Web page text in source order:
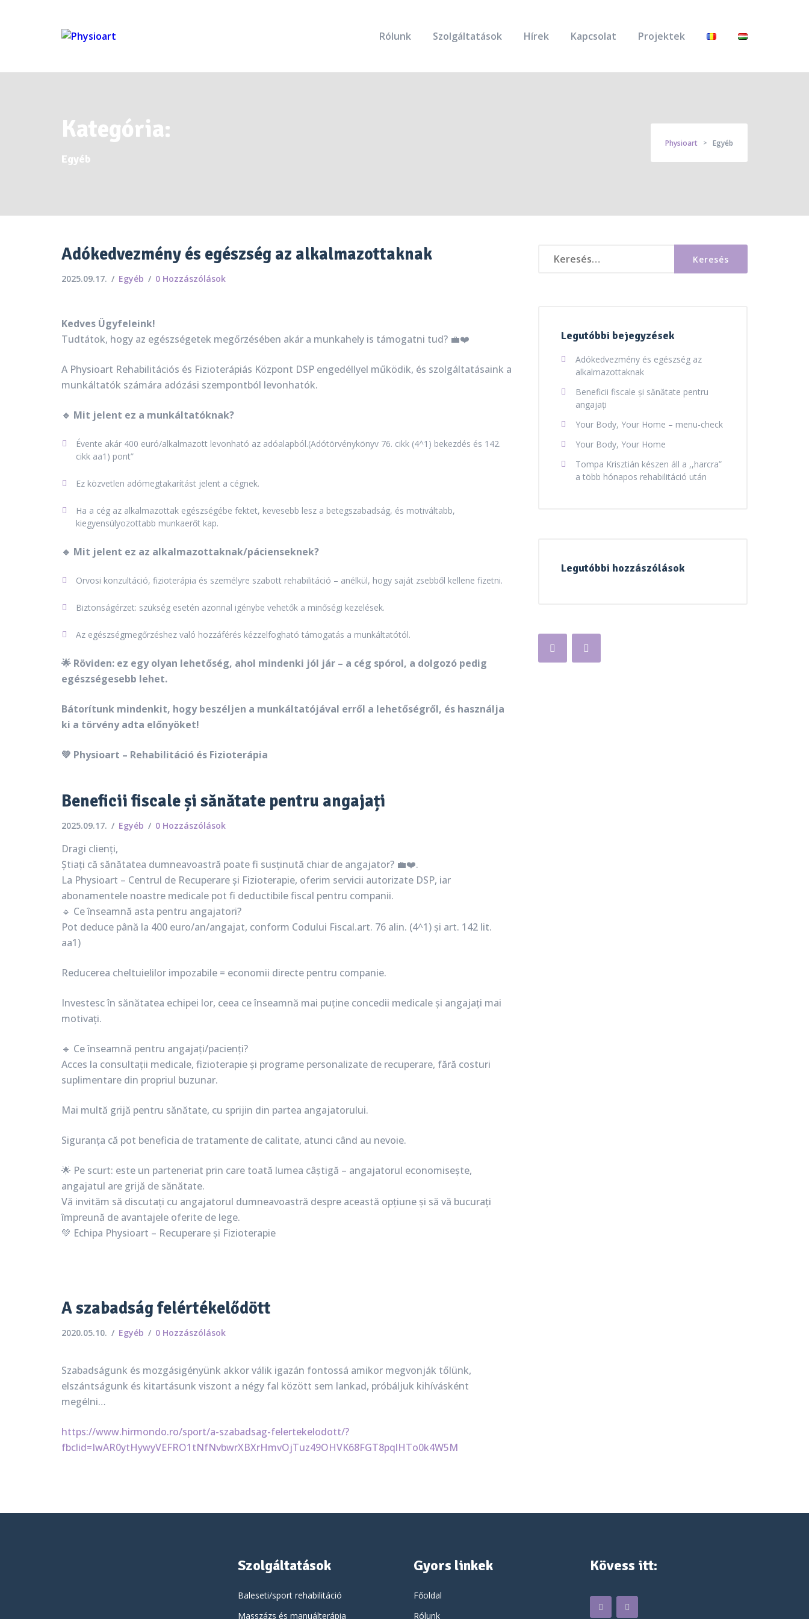
Rólunk Szolgáltatások Hírek Kapcsolat Projektek
Kategória:
Egyéb
Physioart > Egyéb
Adókedvezmény és egészség az alkalmazottaknak
2025.09.17. Egyéb 0 Hozzászólások
Kedves Ügyfeleink!
Tudtátok, hogy az egészségetek megőrzésében akár a munkahely is támogatni tud? 💼❤️
A Physioart Rehabilitációs és Fizioterápiás Központ DSP engedéllyel működik, és szolgáltatásaink a
munkáltatók számára adózási szempontból levonhatók.
🔹 Mit jelent ez a munkáltatóknak?
Évente akár 400 euró/alkalmazott levonható az adóalapból.(Adótörvénykönyv 76. cikk (4^1) bekezdés és 142.
cikk aa1) pont”
Ez közvetlen adómegtakarítást jelent a cégnek.
Ha a cég az alkalmazottak egészségébe fektet, kevesebb lesz a betegszabadság, és motiváltabb,
kiegyensúlyozottabb munkaerőt kap.
🔹 Mit jelent ez az alkalmazottaknak/pácienseknek?
Orvosi konzultáció, fizioterápia és személyre szabott rehabilitáció – anélkül, hogy saját zsebből kellene fizetni.
Biztonságérzet: szükség esetén azonnal igénybe vehetők a minőségi kezelések.
Az egészségmegőrzéshez való hozzáférés kézzelfogható támogatás a munkáltatótól.
🌟 Röviden: ez egy olyan lehetőség, ahol mindenki jól jár – a cég spórol, a dolgozó pedig
egészségesebb lehet.
Bátorítunk mindenkit, hogy beszéljen a munkáltatójával erről a lehetőségről, és használja
ki a törvény adta előnyöket!
💚 Physioart – Rehabilitáció és Fizioterápia
Beneficii fiscale și sănătate pentru angajați
2025.09.17. Egyéb 0 Hozzászólások
Dragi clienți,
Știați că sănătatea dumneavoastră poate fi susținută chiar de angajator? 💼❤️.
La Physioart – Centrul de Recuperare și Fizioterapie, oferim servicii autorizate DSP, iar
abonamentele noastre medicale pot fi deductibile fiscal pentru companii.
🔹 Ce înseamnă asta pentru angajatori?
Pot deduce până la 400 euro/an/angajat, conform Codului Fiscal.art. 76 alin. (4^1) și art. 142 lit.
aa1)
Reducerea cheltuielilor impozabile = economii directe pentru companie.
Investesc în sănătatea echipei lor, ceea ce înseamnă mai puține concedii medicale și angajați mai
motivați.
🔹 Ce înseamnă pentru angajați/pacienți?
Acces la consultații medicale, fizioterapie și programe personalizate de recuperare, fără costuri
suplimentare din propriul buzunar.
Mai multă grijă pentru sănătate, cu sprijin din partea angajatorului.
Siguranța că pot beneficia de tratamente de calitate, atunci când au nevoie.
🌟 Pe scurt: este un parteneriat prin care toată lumea câștigă – angajatorul economisește,
angajatul are grijă de sănătate.
Vă invităm să discutați cu angajatorul dumneavoastră despre această opțiune și să vă bucurați
împreună de avantajele oferite de lege.
💚 Echipa Physioart – Recuperare și Fizioterapie
A szabadság felértékelődött
2020.05.10. Egyéb 0 Hozzászólások
Szabadságunk és mozgásigényünk akkor válik igazán fontossá amikor megvonják tőlünk,
elszántságunk és kitartásunk viszont a négy fal között sem lankad, próbáljuk kihívásként
megélni…
https://www.hirmondo.ro/sport/a-szabadsag-felertekelodott/?
fbclid=IwAR0ytHywyVEFRO1tNfNvbwrXBXrHmvOjTuz49OHVK68FGT8pqlHTo0k4W5M
Legutóbbi bejegyzések
Adókedvezmény és egészség az
alkalmazottaknak
Beneficii fiscale și sănătate pentru
angajați
Your Body, Your Home – menu-check
Your Body, Your Home
Tompa Krisztián készen áll a ,,harcra”
a több hónapos rehabilitáció után
Legutóbbi hozzászólások
Szolgáltatások
Baleseti/sport rehabilitáció
Masszázs és manuálterápia
Gyors linkek
Főoldal
Rólunk
Kövess itt: